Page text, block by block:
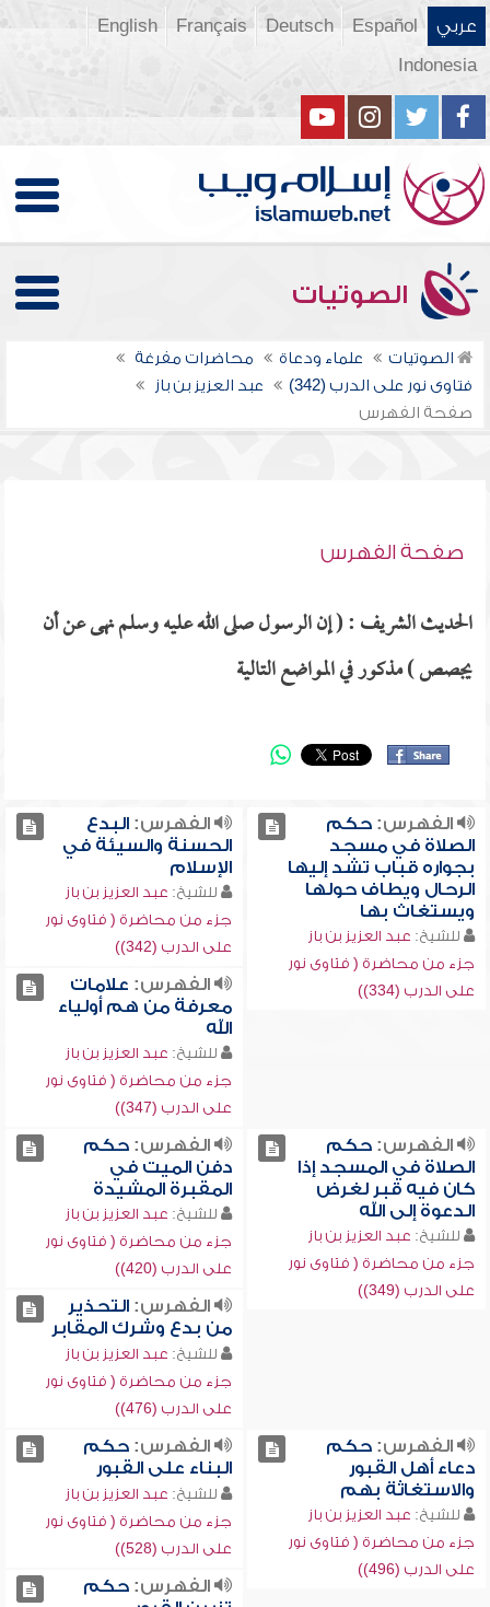
عربي Español
Deutsch
Français
English
Indonesia
الصوتيات
الصوتيات علماء ودعاة
محاضرات مفرغة
فتاوى نور على الدرب (342)
عبد العزيز بن باز
صفحة الفهرس
صفحة الفهرس
الحديث الشريف : ( إن الرسول صلى الله عليه وسلم نهى عن أن
يجصص ) مذكور في المواضع التالية
الفهرس:حكم
الصلاة في مسجد
بجواره قباب تشد إليها
الرحال ويطاف حولها
ويستغاث بها
للشيخ: عبد العزيز بن باز
جزء من محاضرة ( فتاوى نور
على الدرب (334))
الفهرس:البدع
الحسنة والسيئة في
الإسلام
للشيخ: عبد العزيز بن باز
جزء من محاضرة ( فتاوى نور
على الدرب (342))
الفهرس: علامات
معرفة من هم أولياء
الله
للشيخ: عبد العزيز بن باز
جزء من محاضرة ( فتاوى نور
على الدرب (347))
الفهرس:حكم
الصلاة في المسجد إذا
كان فيه قبر لغرض
الدعوة إلى الله
للشيخ: عبد العزيز بن باز
جزء من محاضرة ( فتاوى نور
على الدرب (349))
الفهرس:حكم
دفن الميت في
المقبرة المشيدة
للشيخ: عبد العزيز بن باز
جزء من محاضرة ( فتاوى نور
على الدرب (420))
الفهرس:التحذير
من بدع وشرك المقابر
للشيخ: عبد العزيز بن باز
جزء من محاضرة ( فتاوى نور
على الدرب (476))
الفهرس:حكم
دعاء أهل القبور
والاستغاثة بهم
للشيخ: عبد العزيز بن باز
جزء من محاضرة ( فتاوى نور
على الدرب (496))
الفهرس:حكم
البناء على القبور
للشيخ: عبد العزيز بن باز
جزء من محاضرة ( فتاوى نور
على الدرب (528))
الفهرس:حكم